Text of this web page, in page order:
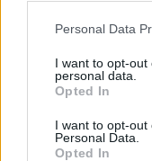
Please note that this
not limited to your
grant or deny
use your data for
consent section.
Personal Data
I want to opt-
personal data.
Opted In
I want to opt-out
Personal Data.
Opted In